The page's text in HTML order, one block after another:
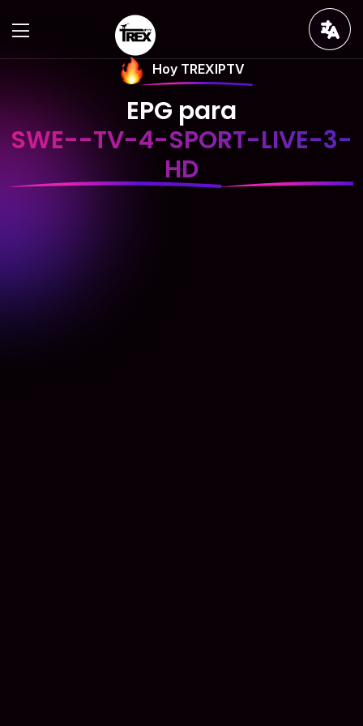
Hoy TREXIPTV
EPG para
SWE--TV-4-SPORT-LIVE-3-
HD